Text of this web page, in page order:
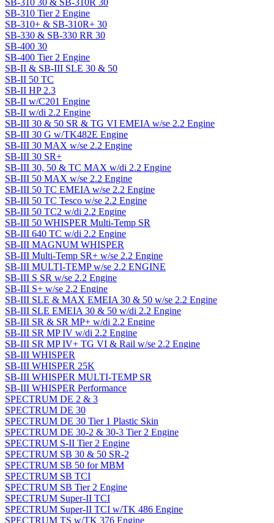
SB-310 30 & SB-310R 30
SB-310 Tier 2 Engine
SB-310+ & SB-310R+ 30
SB-330 & SB-330 RR 30
SB-400 30
SB-400 Tier 2 Engine
SB-II & SB-III SLE 30 & 50
SB-II 50 TC
SB-II HP 2.3
SB-II w/C201 Engine
SB-II w/di 2.2 Engine
SB-III 30 & 50 SR & TG VI EMEIA w/se 2.2 Engine
SB-III 30 G w/TK482E Engine
SB-III 30 MAX w/se 2.2 Engine
SB-III 30 SR+
SB-III 30, 50 & TC MAX w/di 2.2 Engine
SB-III 50 MAX w/se 2.2 Engine
SB-III 50 TC EMEIA w/se 2.2 Engine
SB-III 50 TC Tesco w/se 2.2 Engine
SB-III 50 TC2 w/di 2.2 Engine
SB-III 50 WHISPER Multi-Temp SR
SB-III 640 TC w/di 2.2 Engine
SB-III MAGNUM WHISPER
SB-III Multi-Temp SR+ w/se 2.2 Engine
SB-III MULTI-TEMP w/se 2.2 ENGINE
SB-III S SR w/se 2.2 Engine
SB-III S+ w/se 2.2 Engine
SB-III SLE & MAX EMEIA 30 & 50 w/se 2.2 Engine
SB-III SLE EMEIA 30 & 50 w/di 2.2 Engine
SB-III SR & SR MP+ w/di 2.2 Engine
SB-III SR MP IV w/di 2.2 Engine
SB-III SR MP IV+ TG VI & Rail w/se 2.2 Engine
SB-III WHISPER
SB-III WHISPER 25K
SB-III WHISPER MULTI-TEMP SR
SB-III WHISPER Performance
SPECTRUM DE 2 & 3
SPECTRUM DE 30
SPECTRUM DE 30 Tier 1 Plastic Skin
SPECTRUM DE 30-2 & 30-3 Tier 2 Engine
SPECTRUM S-II Tier 2 Engine
SPECTRUM SB 30 & 50 SR-2
SPECTRUM SB 50 for MBM
SPECTRUM SB TCI
SPECTRUM SB Tier 2 Engine
SPECTRUM Super-II TCI
SPECTRUM Super-II TCI w/TK 486 Engine
SPECTRUM TS w/TK 376 Engine